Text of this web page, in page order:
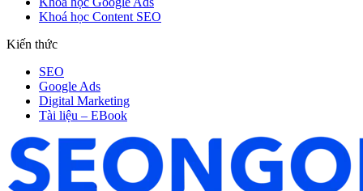
Khoá học Content SEO
Kiến thức
SEO
Google Ads
Digital Marketing
Tài liệu – EBook